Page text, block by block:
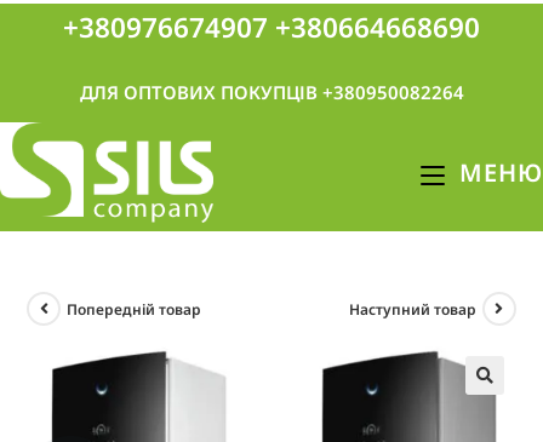
+380976674907 +380664668690
ДЛЯ ОПТОВИХ ПОКУПЦІВ +380950082264
МЕНЮ
Попередній товар Наступний товар